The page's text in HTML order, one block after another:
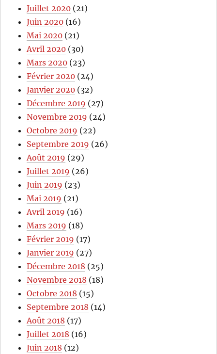
Juillet 2020 (21)
Juin 2020 (16)
Mai 2020 (21)
Avril 2020 (30)
Mars 2020 (23)
Février 2020 (24)
Janvier 2020 (32)
Décembre 2019 (27)
Novembre 2019 (24)
Octobre 2019 (22)
Septembre 2019 (26)
Août 2019 (29)
Juillet 2019 (26)
Juin 2019 (23)
Mai 2019 (21)
Avril 2019 (16)
Mars 2019 (18)
Février 2019 (17)
Janvier 2019 (27)
Décembre 2018 (25)
Novembre 2018 (18)
Octobre 2018 (15)
Septembre 2018 (14)
Août 2018 (17)
Juillet 2018 (16)
Juin 2018 (12)